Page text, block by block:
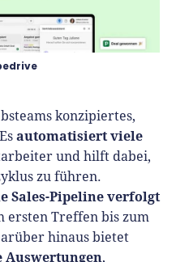
konzipiertes,
automatisiert viele
und hilft dabei,
zu führen.
Sales-Pipeline verfolgt
ersten Treffen bis zum
hinaus bietet
Auswertungen,